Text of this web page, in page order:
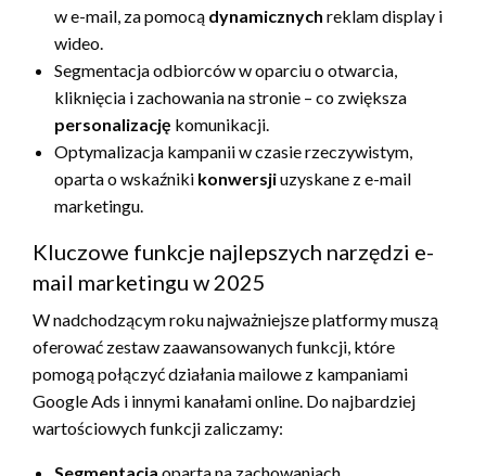
w e-mail, za pomocą dynamicznych reklam display i
wideo.
Segmentacja odbiorców w oparciu o otwarcia,
kliknięcia i zachowania na stronie – co zwiększa
personalizację komunikacji.
Optymalizacja kampanii w czasie rzeczywistym,
oparta o wskaźniki konwersjiuzyskane z e-mail
marketingu.
Kluczowe funkcje najlepszych narzędzi e-
mail marketingu w 2025
W nadchodzącym roku najważniejsze platformy muszą
oferować zestaw zaawansowanych funkcji, które
pomogą połączyć działania mailowe z kampaniami
Google Ads i innymi kanałami online. Do najbardziej
wartościowych funkcji zaliczamy: